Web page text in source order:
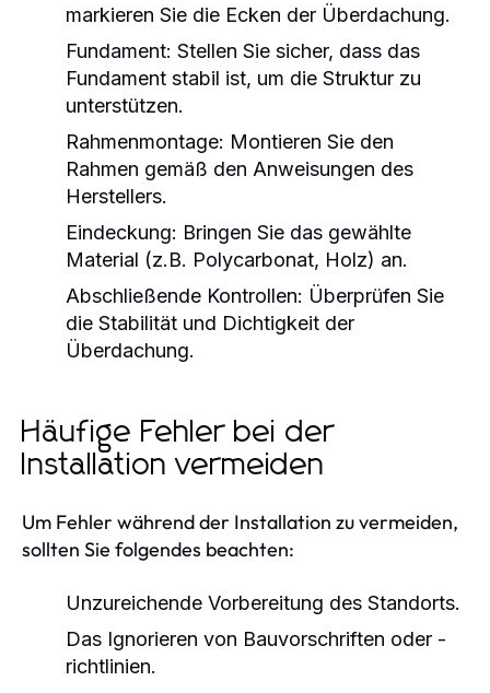
markieren Sie die Ecken der Überdachung.
Fundament: Stellen Sie sicher, dass das
Fundament stabil ist, um die Struktur zu
unterstützen.
Rahmenmontage: Montieren Sie den
Rahmen gemäß den Anweisungen des
Herstellers.
Eindeckung: Bringen Sie das gewählte
Material (z.B. Polycarbonat, Holz) an.
Abschließende Kontrollen: Überprüfen Sie
die Stabilität und Dichtigkeit der
Überdachung.
Häufige Fehler bei der
Installation vermeiden
Um Fehler während der Installation zu vermeiden,
sollten Sie folgendes beachten:
Unzureichende Vorbereitung des Standorts.
Das Ignorieren von Bauvorschriften oder -
richtlinien.